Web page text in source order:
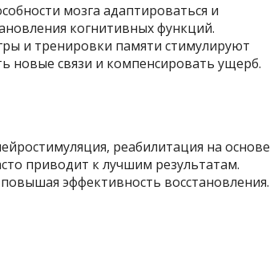
мозга адаптироваться и
когнитивных функций.
и тренировки памяти стимулируют
новые связи и компенсировать ущерб.
реабилитация на основе
приводит к лучшим результатам.
эффективность восстановления.